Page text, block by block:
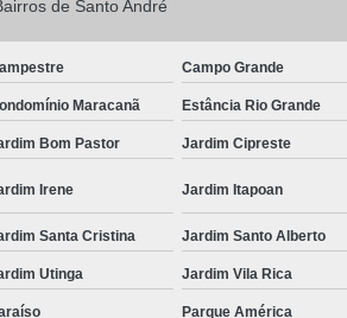
de Santo André
Campo Grande
Maracanã Estância Rio Grande
Bom Pastor Jardim Cipreste
Irene Jardim Itapoan
Santa Cristina Jardim Santo Alberto
Utinga Jardim Vila Rica
Parque América